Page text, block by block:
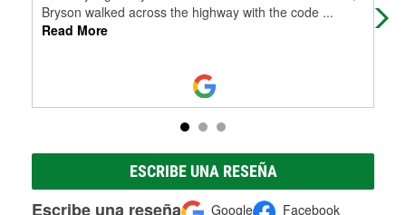
Bryson walked across the highway with the code ...
Read More
ESCRIBE UNA RESEÑA
Escribe una reseña Google Facebook